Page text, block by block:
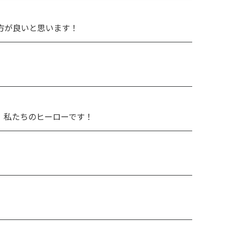
良いと思います！
たちのヒーローです！